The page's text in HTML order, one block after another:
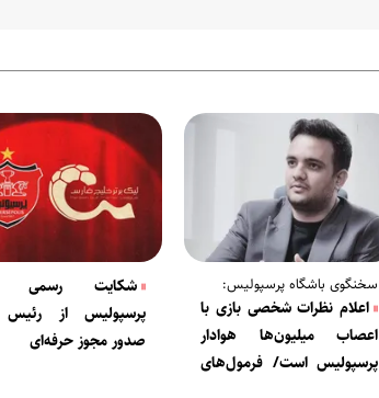
سخنگوی باشگاه پرسپولیس:
اعلام نظرات شخصی بازی با
اعصاب میلیون‌ها هوادار
پرسپولیس است/ فرمول‌های
شکایت رسمی
پرسپولیس از رئیس
صدور مجوز حرفه‌ای